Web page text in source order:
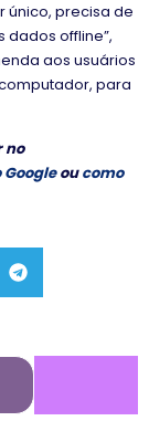
único, precisa de
offline”,
aos usuários
para
no
oucomo